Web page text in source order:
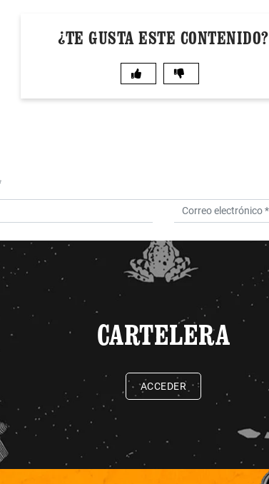
¿TE GUSTA ESTE CONTENIDO?
CARTELERA
ACCEDER